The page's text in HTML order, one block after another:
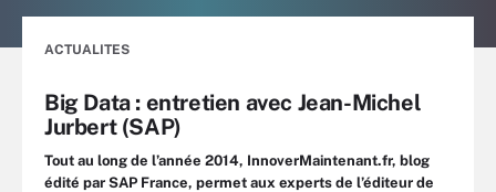
ACTUALITES
Big Data : entretien avec Jean-Michel
Jurbert (SAP)
Tout au long de l’année 2014, InnoverMaintenant.fr, blog
édité par SAP France, permet aux experts de l’éditeur de